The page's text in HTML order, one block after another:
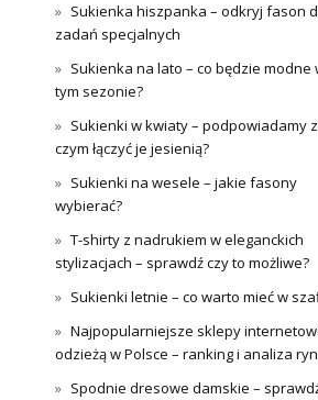
Sukienka hiszpanka – odkryj fason
zadań specjalnych
Sukienka na lato – co będzie modne
tym sezonie?
Sukienki w kwiaty – podpowiadamy z
czym łączyć je jesienią?
Sukienki na wesele – jakie fasony
wybierać?
T-shirty z nadrukiem w eleganckich
stylizacjach – sprawdź czy to możliwe?
Sukienki letnie – co warto mieć w
Najpopularniejsze sklepy
odzieżą w Polsce – ranking i analiza
Spodnie dresowe damskie –